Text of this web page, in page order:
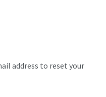
address to reset your